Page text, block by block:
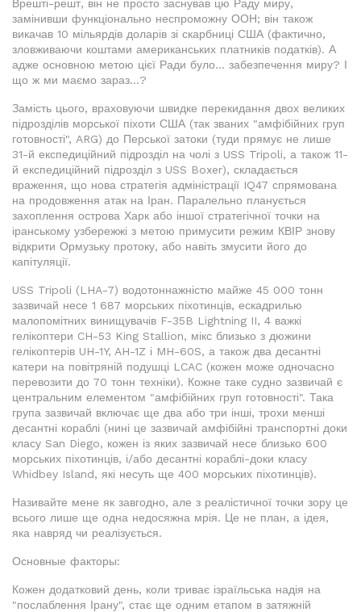
Врешті-решт, він не просто заснував цю Раду миру,
замінивши функціонально неспроможну ООН; він також
викачав 10 мільярдів доларів зі скарбниці США (фактично,
зловживаючи коштами американських платників податків). А
адже основною метою цієї Ради було... забезпечення миру? І
що ж ми маємо зараз...?
Замість цього, враховуючи швидке перекидання двох великих
підрозділів морської піхоти США (так званих "амфібійних груп
готовності", ARG) до Перської затоки (туди прямує не лише
31-й експедиційний підрозділ на чолі з USS Tripoli, а також 11-
й експедиційний підрозділ з USS Boxer), складається
враження, що нова стратегія адміністрації IQ47 спрямована
на продовження атак на Іран. Паралельно планується
захоплення острова Харк або іншої стратегічної точки на
іранському узбережжі з метою примусити режим КВІР знову
відкрити Ормузьку протоку, або навіть змусити його до
капітуляції.
USS Tripoli (LHA-7) водотоннажністю майже 45 000 тонн
зазвичай несе 1 687 морських піхотинців, ескадрилью
малопомітних винищувачів F-35B Lightning II, 4 важкі
гелікоптери CH-53 King Stallion, мікс близько з дюжини
гелікоптерів UH-1Y, AH-1Z і MH-60S, а також два десантні
катери на повітряній подушці LCAC (кожен може одночасно
перевозити до 70 тонн техніки). Кожне таке судно зазвичай є
центральним елементом "амфібійних груп готовності". Така
група зазвичай включає ще два або три інші, трохи менші
десантні кораблі (нині це зазвичай амфібійні транспортні доки
класу San Diego, кожен із яких зазвичай несе близько 600
морських піхотинців, і/або десантні кораблі-доки класу
Whidbey Island, які несуть ще 400 морських піхотинців).
Називайте мене як завгодно, але з реалістичної точки зору це
всього лише ще одна недосяжна мрія. Це не план, а ідея,
яка навряд чи реалізується.
Основные факторы:
Кожен додатковий день, коли триває ізраїльська надія на
"послаблення Ірану", стає ще одним етапом в затяжній